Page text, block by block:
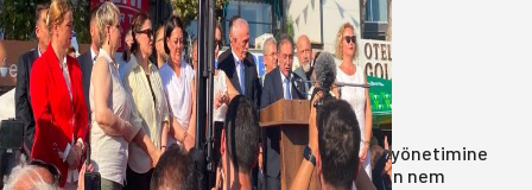
Yeni Parti Bandırma Teşkilatı kuruldu
06 Ağustos 2026
Anasayfa/Genel/Oğuzbeyi’nden Balıkesirspor yönetimine
cevap : Herkes kendine yakışanı yapar, buluttan nem